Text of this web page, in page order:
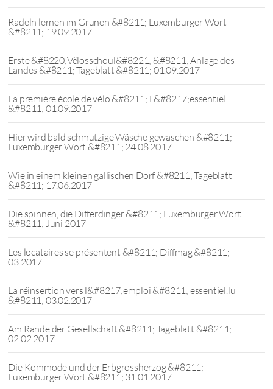
Radeln lernen im Grünen &#8211; Luxemburger Wort
&#8211; 19.09.2017
Erste &#8220;Vëlosschoul&#8221; &#8211; Anlage des
Landes &#8211; Tageblatt &#8211; 01.09.2017
La première école de vélo &#8211; L&#8217;essentiel
&#8211; 01.09.2017
Hier wird bald schmutzige Wäsche gewaschen &#8211;
Luxemburger Wort &#8211; 24.08.2017
Wie in einem kleinen gallischen Dorf &#8211; Tageblatt
&#8211; 17.06.2017
Die spinnen, die Differdinger &#8211; Luxemburger Wort
&#8211; Juni 2017
Les locataires se présentent &#8211; Diffmag &#8211;
03.2017
La réinsertion vers l&#8217;emploi &#8211; essentiel.lu
&#8211; 03.02.2017
Am Rande der Gesellschaft &#8211; Tageblatt &#8211;
02.02.2017
Die Kommode und der Erbgrossherzog &#8211;
Luxemburger Wort &#8211; 31.01.2017